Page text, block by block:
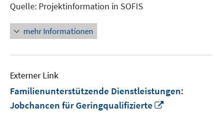
Quelle: Projektinformation in SOFIS
mehr Informationen
Externer Link
Familienunterstützende Dienstleistungen:
Jobchancen für Geringqualifizierte